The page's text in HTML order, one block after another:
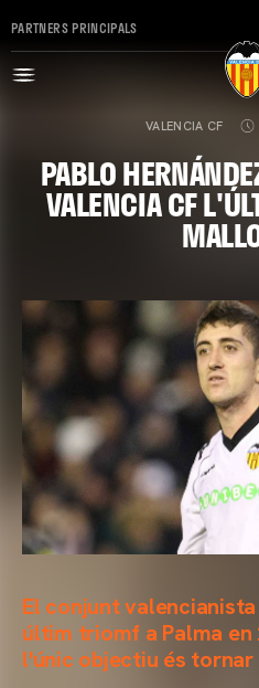
PARTNERS PRINCIPALS
VALENCIA CF
PABLO
VALENCIA CF
El conjunt
últim triomf a Palma en
l'únic objectiu és tornar